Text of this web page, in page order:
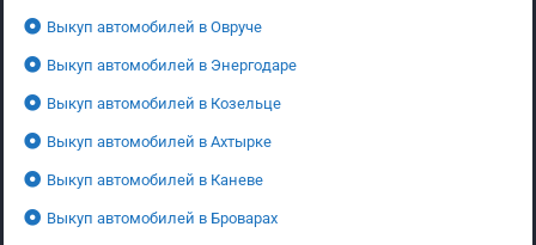
Выкуп автомобилей в Овруче
Выкуп автомобилей в Энергодаре
Выкуп автомобилей в Козельце
Выкуп автомобилей в Ахтырке
Выкуп автомобилей в Каневе
Выкуп автомобилей в Броварах